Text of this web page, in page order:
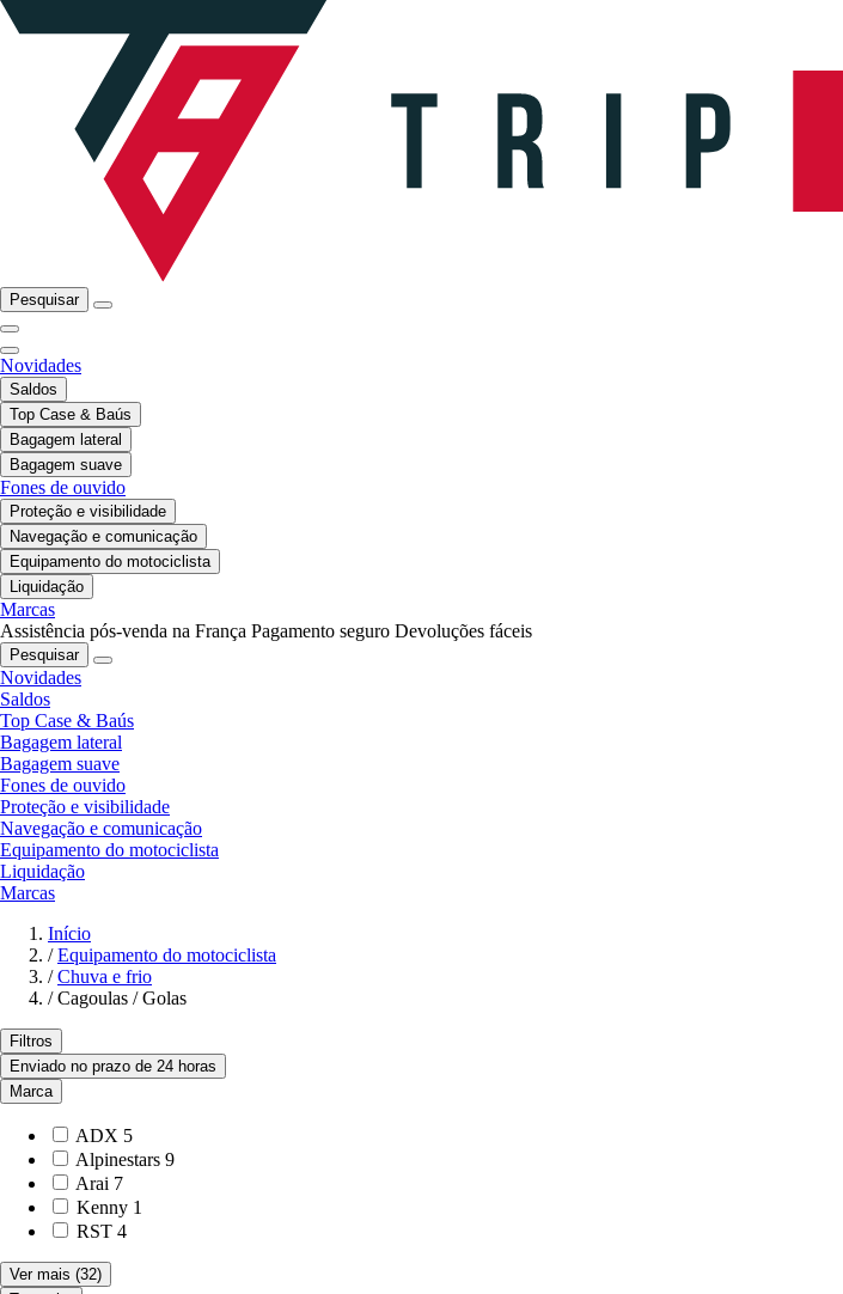
Pesquisar
Novidades
Saldos
Top Case & Baús
Bagagem lateral
Bagagem suave
Fones de ouvido
Proteção e visibilidade
Navegação e comunicação
Equipamento do motociclista
Liquidação
Marcas
Assistência pós-venda na França Pagamento seguro Devoluções fáceis
Pesquisar
Novidades
Saldos
Top Case & Baús
Bagagem lateral
Bagagem suave
Fones de ouvido
Proteção e visibilidade
Navegação e comunicação
Equipamento do motociclista
Liquidação
Marcas
Início
/ Equipamento do motociclista
/ Chuva e frio
/ Cagoulas / Golas
Filtros
Enviado no prazo de 24 horas
Marca
ADX 5
Alpinestars 9
Arai 7
Kenny 1
RST 4
Ver mais (32)